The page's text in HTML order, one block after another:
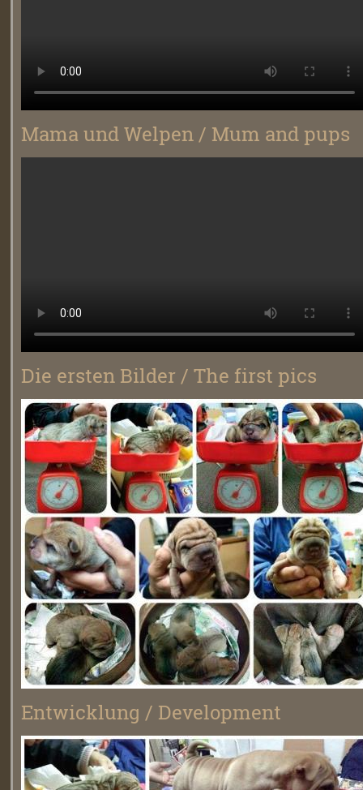
Mama und Welpen / Mum and pups
Die ersten Bilder / The first pics
Entwicklung / Development